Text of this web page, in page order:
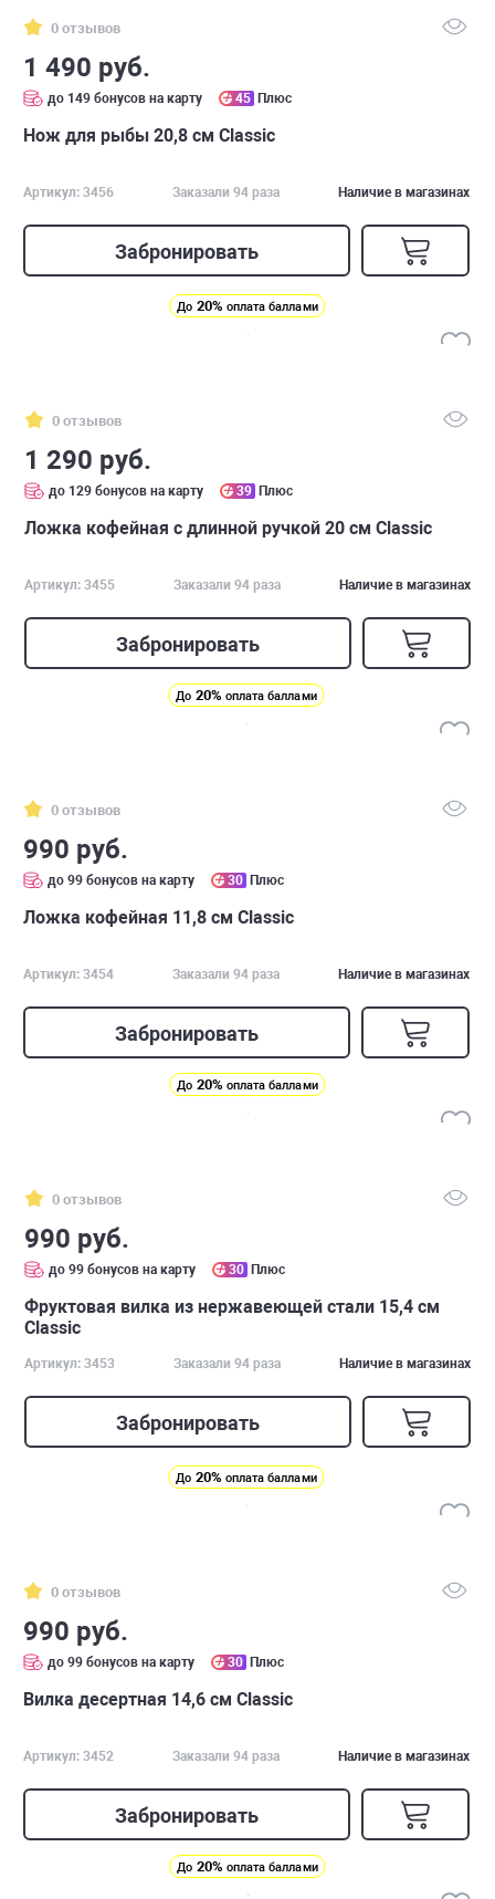
0 отзывов
1 490 руб.
до 149 бонусов на карту 45 Плюс
Нож для рыбы 20,8 см Classic
Артикул: 3456 Заказали 94 раза Наличие в магазинах
Забронировать
До 20% оплата баллами
0 отзывов
1 290 руб.
до 129 бонусов на карту 39 Плюс
Ложка кофейная с длинной ручкой 20 см Classic
Артикул: 3455 Заказали 94 раза Наличие в магазинах
Забронировать
До 20% оплата баллами
0 отзывов
990 руб.
до 99 бонусов на карту 30 Плюс
Ложка кофейная 11,8 см Classic
Артикул: 3454 Заказали 94 раза Наличие в магазинах
Забронировать
До 20% оплата баллами
0 отзывов
990 руб.
до 99 бонусов на карту 30 Плюс
Фруктовая вилка из нержавеющей стали 15,4 см
Classic
Артикул: 3453 Заказали 94 раза Наличие в магазинах
Забронировать
До 20% оплата баллами
0 отзывов
990 руб.
до 99 бонусов на карту 30 Плюс
Вилка десертная 14,6 см Classic
Артикул: 3452 Заказали 94 раза Наличие в магазинах
Забронировать
До 20% оплата баллами